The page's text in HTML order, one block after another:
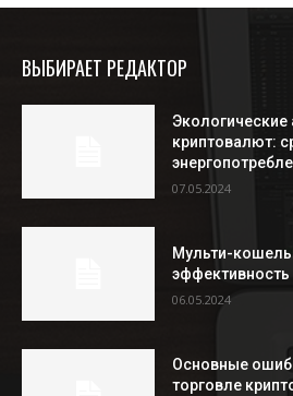
ВЫБИРАЕТ РЕДАКТОР
Экологические
криптовалют:
07.05.2024
Мульти-
06.05.2024
Основные
торговле